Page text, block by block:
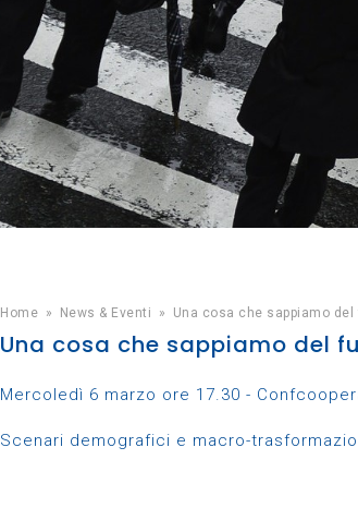
Home » News & Eventi » Una cosa che sappiamo del
Una cosa che sappiamo del
Mercoledì 6 marzo ore 17.30 -
Scenari demografici e macro-